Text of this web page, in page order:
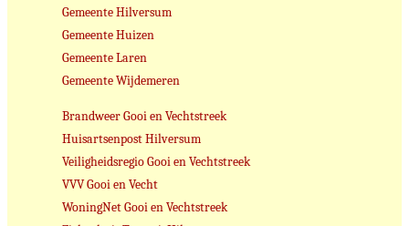
Gemeente Hilversum
Gemeente Huizen
Gemeente Laren
Gemeente Wijdemeren
Brandweer Gooi en Vechtstreek
Huisartsenpost Hilversum
Veiligheidsregio Gooi en Vechtstreek
VVV Gooi en Vecht
WoningNet Gooi en Vechtstreek